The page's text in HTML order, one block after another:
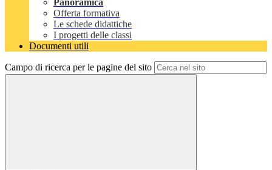
Panoramica
Offerta formativa
Le schede didattiche
I progetti delle classi
Documenti utili
Campo di ricerca per le pagine del sito